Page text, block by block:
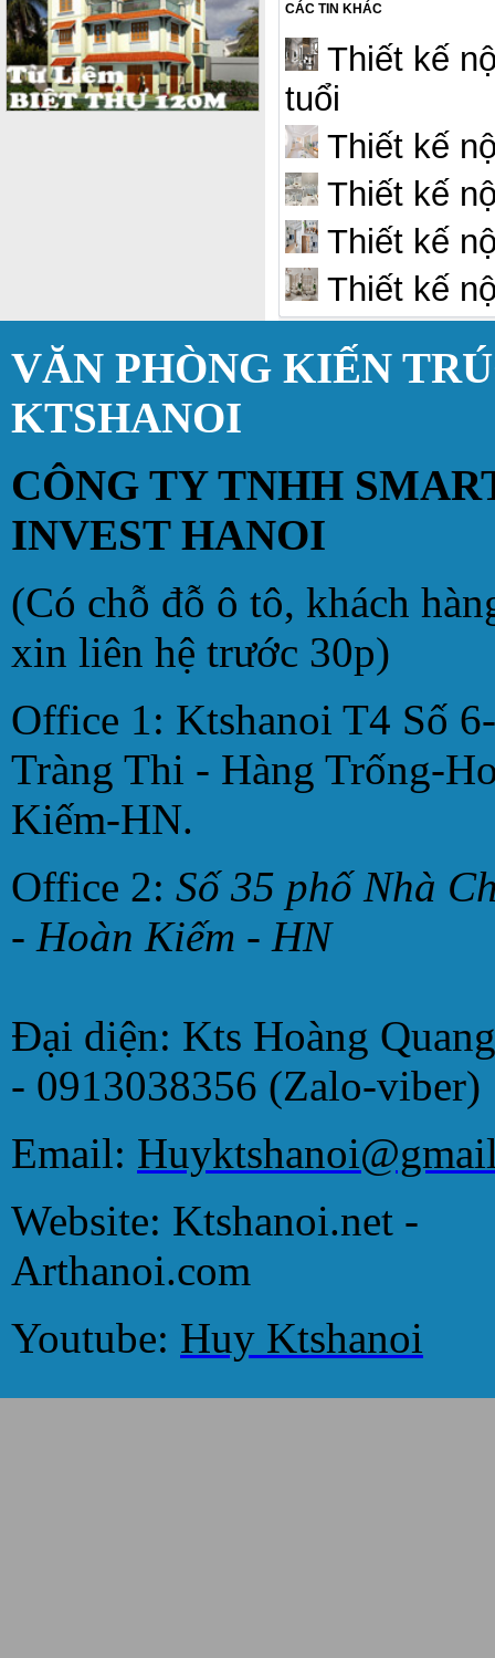
CÁC TIN KHÁC
Thiết kế
tuổi
Thiết kế
Thiết kế
Thiết kế
Thiết kế
VĂN PHÒNG KIẾN
KTSHANOI
CÔNG TY TNHH
INVEST HANOI
(Có chỗ đỗ ô tô, khách
xin liên hệ trước 30p)
Office 1: Ktshanoi T4 Số
Tràng Thi - Hàng Trống-
Kiếm-HN.
Office 2: Số 35 phố Nhà
- Hoàn Kiếm - HN
Đại diện: Kts Hoàng
- 0913038356 (Zalo-viber)
Email:
Website: Ktshanoi.net -
Arthanoi.com
Youtube: Huy Ktshanoi